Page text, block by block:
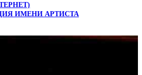
ИМЕНИ АРТИСТА